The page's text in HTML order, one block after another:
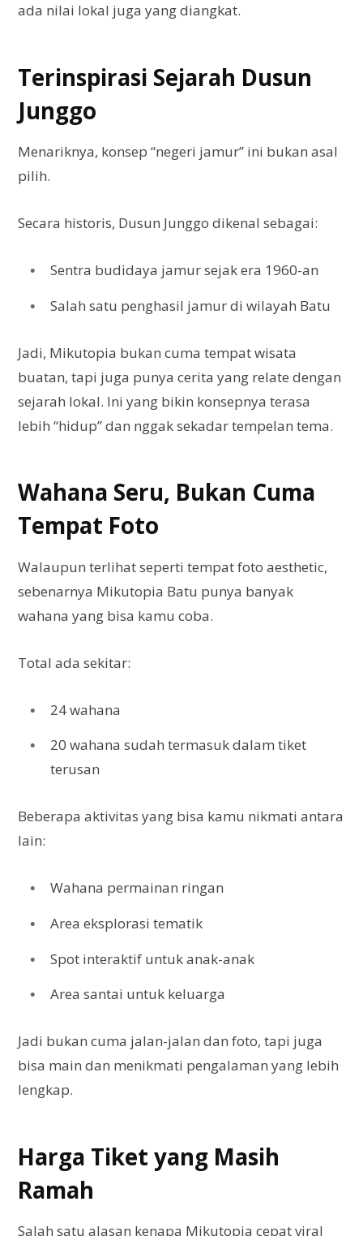
ada nilai lokal juga yang diangkat.
Terinspirasi Sejarah Dusun
Junggo
Menariknya, konsep “negeri jamur” ini bukan asal
pilih.
Secara historis, Dusun Junggo dikenal sebagai:
Sentra budidaya jamur sejak era 1960-an
Salah satu penghasil jamur di wilayah Batu
Jadi, Mikutopia bukan cuma tempat wisata
buatan, tapi juga punya cerita yang relate dengan
sejarah lokal. Ini yang bikin konsepnya terasa
lebih “hidup” dan nggak sekadar tempelan tema.
Wahana Seru, Bukan Cuma
Tempat Foto
Walaupun terlihat seperti tempat foto aesthetic,
sebenarnya Mikutopia Batu punya banyak
wahana yang bisa kamu coba.
Total ada sekitar:
24 wahana
20 wahana sudah termasuk dalam tiket
terusan
Beberapa aktivitas yang bisa kamu nikmati antara
lain:
Wahana permainan ringan
Area eksplorasi tematik
Spot interaktif untuk anak-anak
Area santai untuk keluarga
Jadi bukan cuma jalan-jalan dan foto, tapi juga
bisa main dan menikmati pengalaman yang lebih
lengkap.
Harga Tiket yang Masih
Ramah
Salah satu alasan kenapa Mikutopia cepat viral